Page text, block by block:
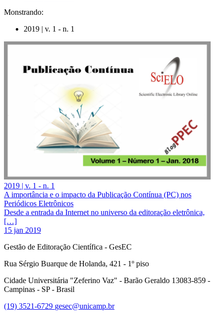
Monstrando:
2019 | v. 1 - n. 1
2019 | v. 1 - n. 1
A importância e o impacto da Publicação Contínua (PC) nos
Periódicos Eletrônicos
Desde a entrada da Internet no universo da editoração eletrônica,
[…]
15 jan 2019
Gestão de Editoração Científica - GesEC
Rua Sérgio Buarque de Holanda, 421 - 1º piso
Cidade Universitária "Zeferino Vaz" - Barão Geraldo 13083-859 -
Campinas - SP - Brasil
(19) 3521-6729 gesec@unicamp.br